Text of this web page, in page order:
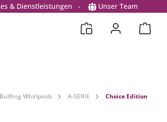
& Dienstleistungen - Unser Team
Bullfrog Whirlpools A-SERIE Choice Edition